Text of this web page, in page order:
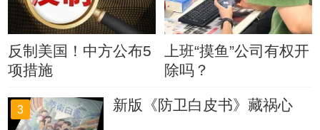
反制美国！中方公布5
项措施
上班“摸鱼”公司有权开
除吗？
3 新版《防卫白皮书》藏祸心